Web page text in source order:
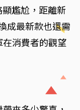
尷尬，距離新
成最新款也還需
消費者的觀望